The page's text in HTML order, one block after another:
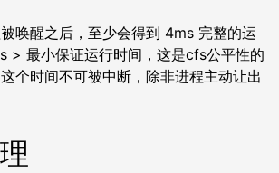
唤醒之后，至少会得到 4ms 完整的运
> 最小保证运行时间，这是cfs公平性的
个时间不可被中断，除非进程主动让出